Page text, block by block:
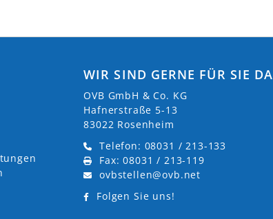
WIR SIND GERNE FÜR SIE DA
OVB GmbH & Co. KG
Hafnerstraße 5-13
83022 Rosenheim
Telefon: 08031 / 213-133
Fax: 08031 / 213-119
ovbstellen@ovb.net
Folgen Sie uns!